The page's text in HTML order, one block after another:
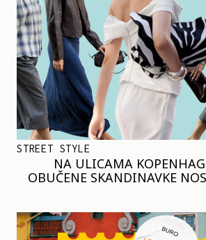
STREET STYLE
NA ULICAMA
OBUČENE SKANDINAVKE